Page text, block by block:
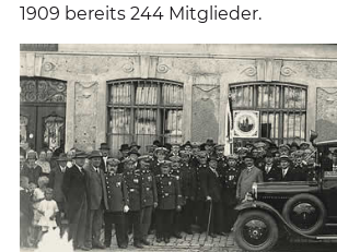
1909 bereits 244 Mitglieder.